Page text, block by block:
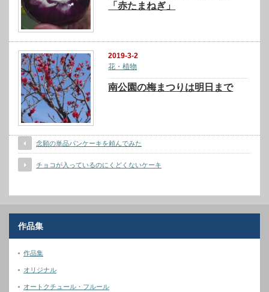
「赤たまねぎ」
2019-3-2
花・植物
南公園の梅まつりは明日まで
念願の単品パンケーキを頼んでみた
チョコが入っているのにくどくないケーキ
作品集
作品集
オリジナル
オートクチュール・フルール